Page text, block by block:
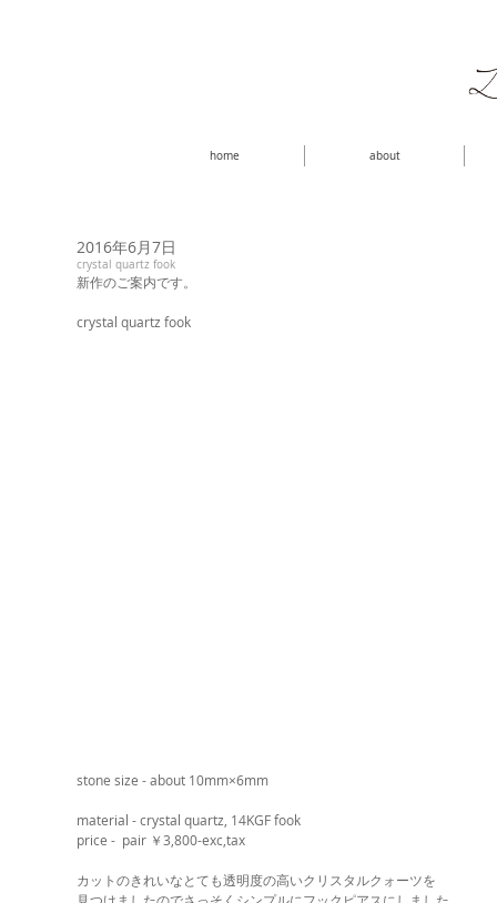
home about
crystal quartz fook
2016年6月7日
新作のご案内です。
crystal quartz fook
stone size - about 10mm×6mm
material - crystal quartz, 14KGF fook
price -  pair ￥3,800-exc,tax
カットのきれいなとても透明度の高いクリスタルクォーツを